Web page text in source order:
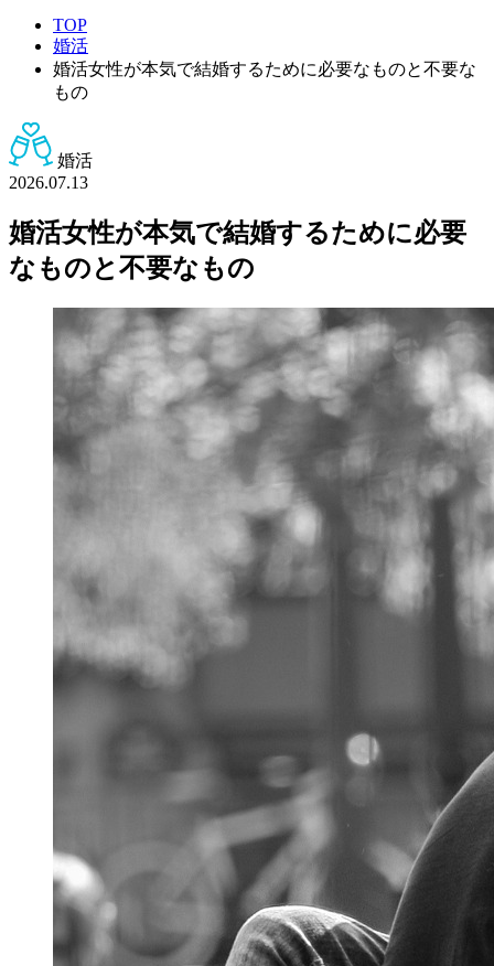
TOP
婚活
婚活女性が本気で結婚するために必要なものと不要な
もの
婚活
2026.07.13
婚活女性が本気で結婚するために必要
なものと不要なもの